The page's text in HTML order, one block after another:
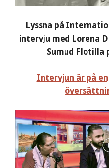
Lyssna på
intervju med Lorena
Sumud Flotilla
Intervjun är på